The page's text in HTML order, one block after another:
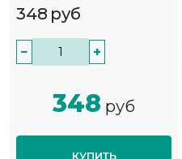
348 руб
− +
348 руб
КУПИТЬ